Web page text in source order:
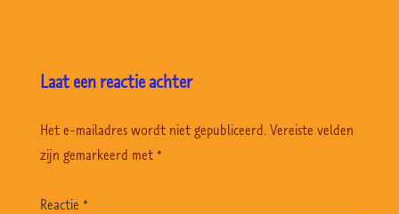
Laat een reactie achter
Het e-mailadres wordt niet gepubliceerd. Vereiste velden
zijn gemarkeerd met *
Reactie *